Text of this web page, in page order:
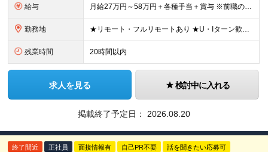
給与 月給27万円～58万円＋各種手当＋賞与 ※前職の給与・経験・スキルなどを考慮のうえで決定します ※残業代は1分単位で全額支給します ※試用期間3ヶ月。その間の給与・待遇に差異はありません ★充実の各
勤務地 ★リモート・フルリモートあり ★U・Iターン歓迎 ★配属先は希望を最大限考慮します ★転勤・転居は相談可能です ■各拠点、または関東・東海エリアのプロジェクト先での勤務 ※会社都合での無理な転勤・転
残業時間 20時間以内
求人を見る 検討中に入れる
掲載終了予定日： 2026.08.20
終了間近 正社員 面接情報有 自己PR不要 話を聞きたい応募可